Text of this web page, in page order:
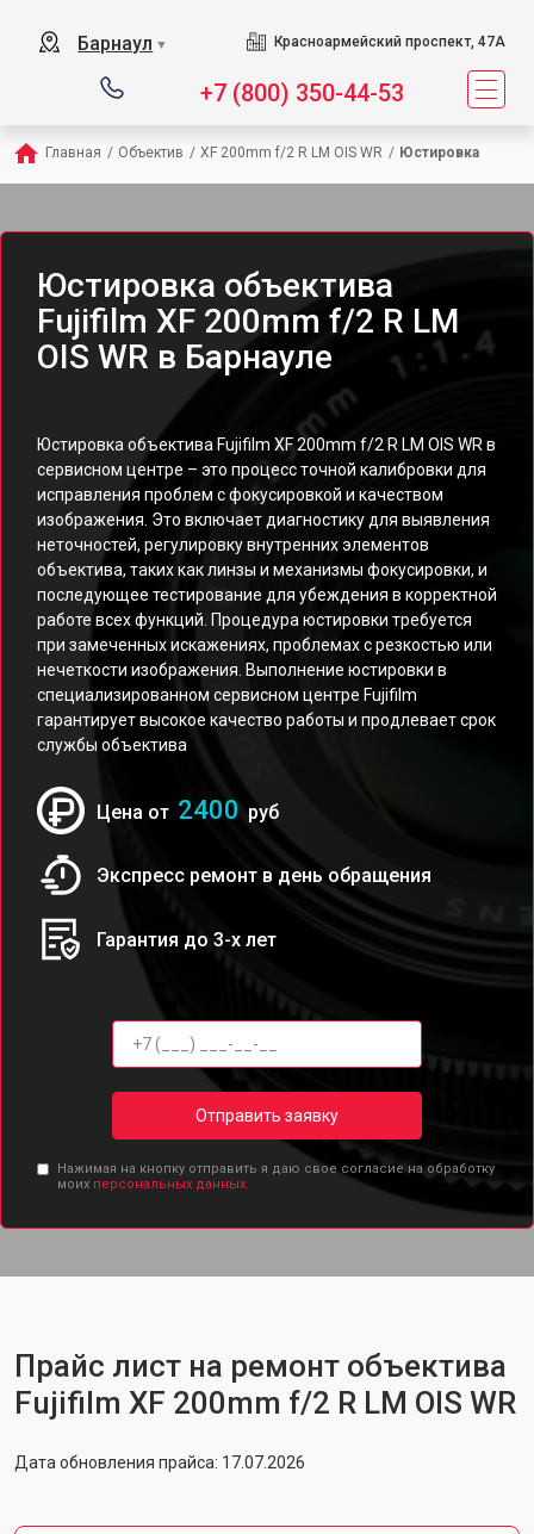
Барнаул ▼ Красноармейский проспект, 47А
+7 (800) 350-44-53
Главная / Объектив / XF 200mm f/2 R LM OIS WR / Юстировка
Юстировка объектива
Fujifilm XF 200mm f/2 R LM
OIS WR в Барнауле
Юстировка объектива Fujifilm XF 200mm f/2 R LM OIS WR в
сервисном центре – это процесс точной калибровки для
исправления проблем с фокусировкой и качеством
изображения. Это включает диагностику для выявления
неточностей, регулировку внутренних элементов
объектива, таких как линзы и механизмы фокусировки, и
последующее тестирование для убеждения в корректной
работе всех функций. Процедура юстировки требуется
при замеченных искажениях, проблемах с резкостью или
нечеткости изображения. Выполнение юстировки в
специализированном сервисном центре Fujifilm
гарантирует высокое качество работы и продлевает срок
службы объектива
Цена от 2400 руб
Экспресс ремонт в день обращения
Гарантия до 3-х лет
Отправить заявку
Нажимая на кнопку отправить я даю свое согласие на обработку
моих персональных данных.
Прайс лист на ремонт объектива
Fujifilm XF 200mm f/2 R LM OIS WR
Дата обновления прайса: 17.07.2026